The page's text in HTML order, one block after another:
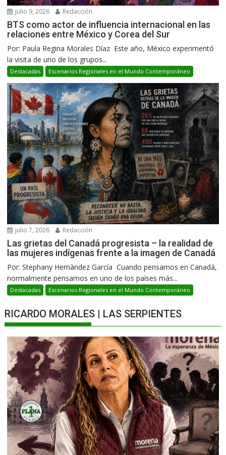
julio 9, 2026 Redacción
BTS como actor de influencia internacional en las
relaciones entre México y Corea del Sur
Por: Paula Regina Morales Díaz Este año, México experimentó
la visita de uno de los grupos...
Destacadas Escenarios Regionales en el Mundo Contemporáneo
julio 7, 2026 Redacción
Las grietas del Canadá progresista – la realidad de
las mujeres indígenas frente a la imagen de Canadá
Por: Stephany Hernàndez García Cuando pensamos en Canadá,
normalmente pensamos en uno de los países más...
Destacadas Escenarios Regionales en el Mundo Contemporáneo
RICARDO MORALES | LAS SERPIENTES